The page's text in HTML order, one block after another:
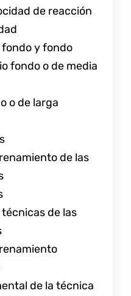
de reacción
fondo y fondo
fondo o de media
o de larga
de las
de las
de la técnica